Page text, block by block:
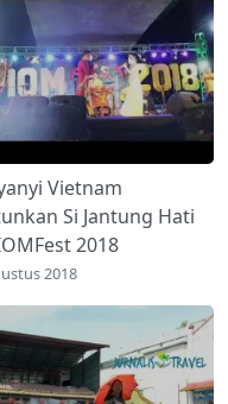
Vietnam
Si Jantung Hati
2018
2018